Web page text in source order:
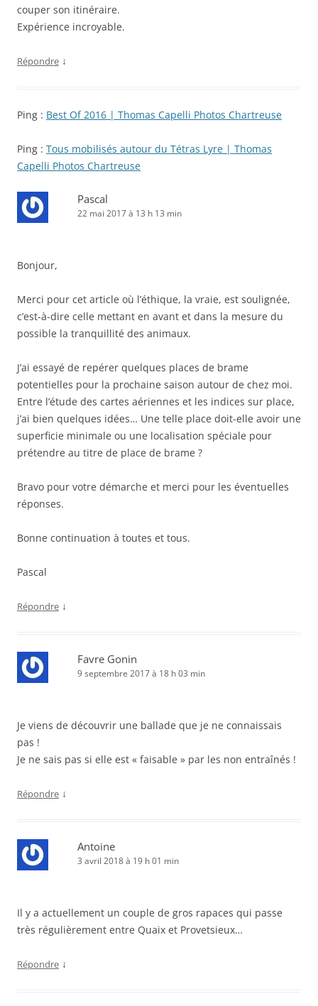
couper son itinéraire.
Expérience incroyable.
Répondre ↓
Ping : Best Of 2016 | Thomas Capelli Photos Chartreuse
Ping : Tous mobilisés autour du Tétras Lyre | Thomas
Capelli Photos Chartreuse
Pascal
22 mai 2017 à 13 h 13 min
Bonjour,
Merci pour cet article où l’éthique, la vraie, est soulignée,
c’est-à-dire celle mettant en avant et dans la mesure du
possible la tranquillité des animaux.
J’ai essayé de repérer quelques places de brame
potentielles pour la prochaine saison autour de chez moi.
Entre l’étude des cartes aériennes et les indices sur place,
j’ai bien quelques idées… Une telle place doit-elle avoir une
superficie minimale ou une localisation spéciale pour
prétendre au titre de place de brame ?
Bravo pour votre démarche et merci pour les éventuelles
réponses.
Bonne continuation à toutes et tous.
Pascal
Répondre ↓
Favre Gonin
9 septembre 2017 à 18 h 03 min
Je viens de découvrir une ballade que je ne connaissais
pas !
Je ne sais pas si elle est « faisable » par les non entraînés !
Répondre ↓
Antoine
3 avril 2018 à 19 h 01 min
Il y a actuellement un couple de gros rapaces qui passe
très régulièrement entre Quaix et Provetsieux…
Répondre ↓